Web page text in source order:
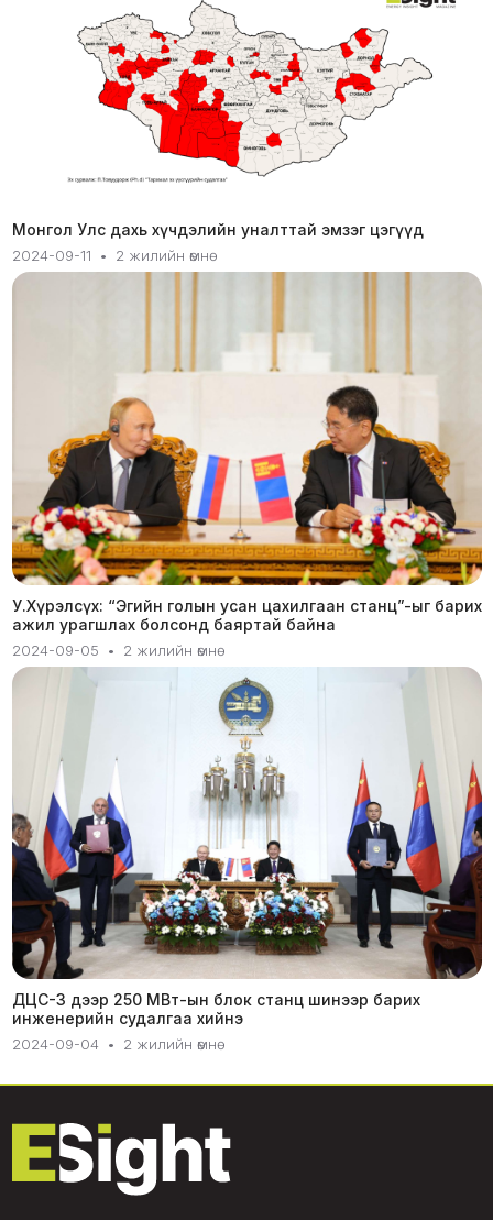
Монгол Улс дахь хүчдэлийн уналттай эмзэг цэгүүд
2024-09-11 • 2 жилийн өмнө
У.Хүрэлсүх: “Эгийн голын усан цахилгаан станц”-ыг барих
ажил урагшлах болсонд баяртай байна
2024-09-05 • 2 жилийн өмнө
ДЦС-3 дээр 250 МВт-ын блок станц шинээр барих
инженерийн судалгаа хийнэ
2024-09-04 • 2 жилийн өмнө